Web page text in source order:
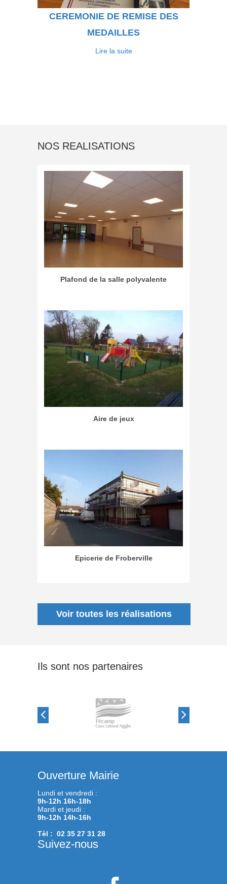
CEREMONIE DE REMISE DES
MEDAILLES
Lire la suite
NOS REALISATIONS
Plafond de la salle polyvalente
Aire de jeux
Epicerie de Froberville
Voir toutes les réalisations
Ils sont nos partenaires
Ouverture Mairie
Lundi et vendredi :
9h-12h 16h-18h
Mardi et jeudi :
9h-12h 14h-16h
Tèl : 02 35 27 31 28
Suivez-nous